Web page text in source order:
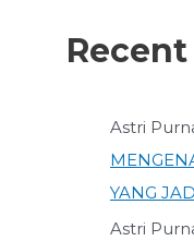
Astri
YANG
Astri